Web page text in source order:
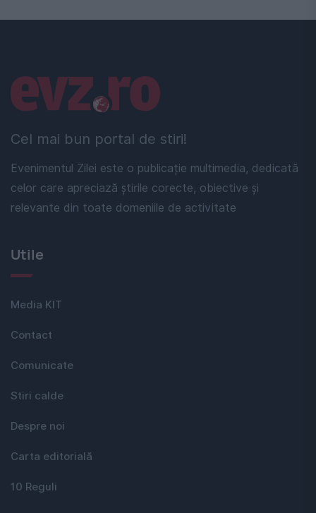
Cel mai bun portal de stiri!
Evenimentul Zilei este o publicație multimedia, dedicată
celor care apreciază știrile corecte, obiective și
relevante din toate domeniile de activitate
Linkuri utile
Utile
Media KIT
Contact
Comunicate
Stiri calde
Despre noi
Carta editorială
10 Reguli